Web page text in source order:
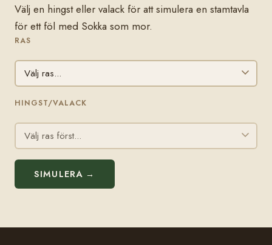
Välj en hingst eller valack för att simulera en stamtavla
för ett föl med Sokka som mor.
RAS
HINGST/VALACK
SIMULERA →